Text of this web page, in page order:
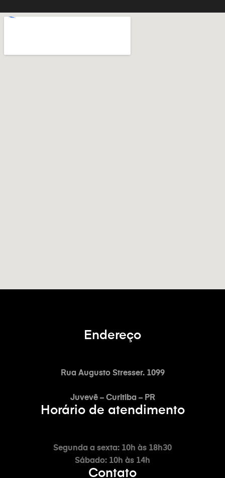
Endereço
Rua Augusto Stresser. 1099
Juvevê – Curitiba – PR
Horário de atendimento
Segunda a sexta: 10h às 18h30
Sábado: 10h às 14h
Contato